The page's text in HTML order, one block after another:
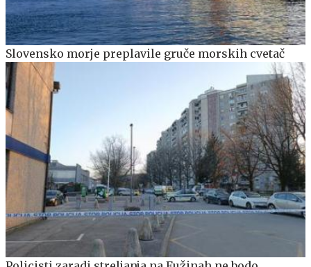
Slovensko morje preplavile gruče morskih cvetač